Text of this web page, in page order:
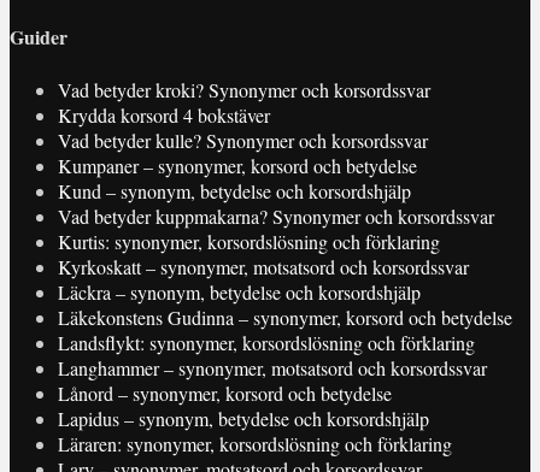
Guider
Vad betyder kroki? Synonymer och korsordssvar
Krydda korsord 4 bokstäver
Vad betyder kulle? Synonymer och korsordssvar
Kumpaner – synonymer, korsord och betydelse
Kund – synonym, betydelse och korsordshjälp
Vad betyder kuppmakarna? Synonymer och korsordssvar
Kurtis: synonymer, korsordslösning och förklaring
Kyrkoskatt – synonymer, motsatsord och korsordssvar
Läckra – synonym, betydelse och korsordshjälp
Läkekonstens Gudinna – synonymer, korsord och betydelse
Landsflykt: synonymer, korsordslösning och förklaring
Langhammer – synonymer, motsatsord och korsordssvar
Lånord – synonymer, korsord och betydelse
Lapidus – synonym, betydelse och korsordshjälp
Läraren: synonymer, korsordslösning och förklaring